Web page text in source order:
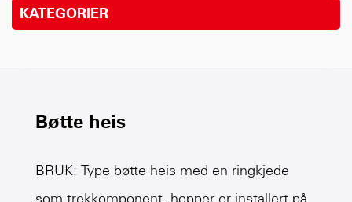
KATEGORIER
Bøtte heis
BRUK: Type bøtte heis med en ringkjede